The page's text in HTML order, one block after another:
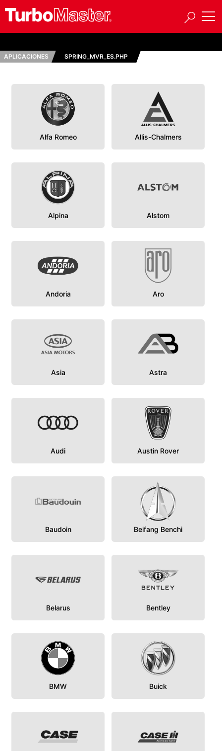
APLICACIONES SPRING_MVR_ES.PHP
Alfa Romeo Allis-Chalmers
Alpina Alstom
Andoria Aro
Asia Astra
Audi Austin Rover
Baudoin Beifang Benchi
Belarus Bentley
BMW Buick